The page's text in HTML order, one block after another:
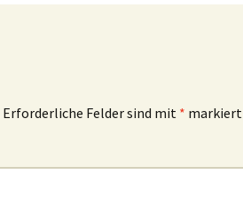
Erforderliche Felder sind mit * markiert